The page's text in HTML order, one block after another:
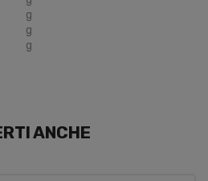
g
g
g
ANCHE